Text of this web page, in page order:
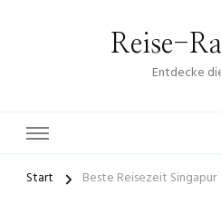
Reise-
Entdecke
Start Beste Reisezeit Singapur